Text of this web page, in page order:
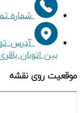
شماره تماس ۲:
آدرس:
بین اتوبان
موقعیت روی نقشه